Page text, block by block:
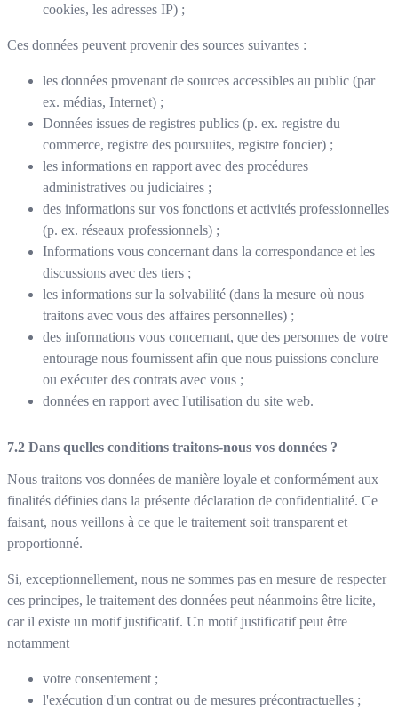
cookies, les adresses IP) ;
Ces données peuvent provenir des sources suivantes :
les données provenant de sources accessibles au public (par
ex. médias, Internet) ;
Données issues de registres publics (p. ex. registre du
commerce, registre des poursuites, registre foncier) ;
les informations en rapport avec des procédures
administratives ou judiciaires ;
des informations sur vos fonctions et activités professionnelles
(p. ex. réseaux professionnels) ;
Informations vous concernant dans la correspondance et les
discussions avec des tiers ;
les informations sur la solvabilité (dans la mesure où nous
traitons avec vous des affaires personnelles) ;
des informations vous concernant, que des personnes de votre
entourage nous fournissent afin que nous puissions conclure
ou exécuter des contrats avec vous ;
données en rapport avec l'utilisation du site web.
Dans quelles conditions traitons-nous vos données ?
Nous traitons vos données de manière loyale et conformément aux
finalités définies dans la présente déclaration de confidentialité. Ce
faisant, nous veillons à ce que le traitement soit transparent et
proportionné.
Si, exceptionnellement, nous ne sommes pas en mesure de respecter
ces principes, le traitement des données peut néanmoins être licite,
car il existe un motif justificatif. Un motif justificatif peut être
notamment
votre consentement ;
l'exécution d'un contrat ou de mesures précontractuelles ;